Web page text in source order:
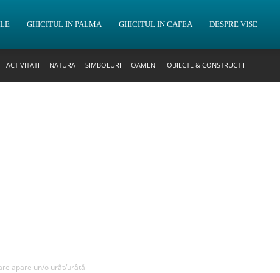
GHICITUL IN PALMA GHICITUL IN CAFEA DESPRE VISE
ACTIVITATI NATURA SIMBOLURI OAMENI OBIECTE & CONSTRUCTII
apare un/o urât/urâtă